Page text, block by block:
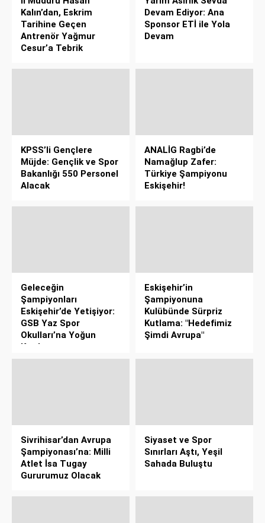
Kalın’dan, Eskrim
Tarihine Geçen
Antrenör Yağmur
Cesur’a Tebrik
Devam Ediyor: Ana
Sponsor ETİ ile Yola
Devam
KPSS’li Gençlere
Müjde: Gençlik ve Spor
Bakanlığı 550 Personel
Alacak
ANALİG Ragbi’de
Namağlup Zafer:
Türkiye Şampiyonu
Eskişehir!
Geleceğin
Şampiyonları
Eskişehir’de Yetişiyor:
GSB Yaz Spor
Okulları’na Yoğun
Katılım
Eskişehir’in
Şampiyonuna
Kulübünde Sürpriz
Kutlama: "Hedefimiz
Şimdi Avrupa"
Sivrihisar’dan Avrupa
Şampiyonası’na: Milli
Atlet İsa Tugay
Gururumuz Olacak
Siyaset ve Spor
Sınırları Aştı, Yeşil
Sahada Buluştu